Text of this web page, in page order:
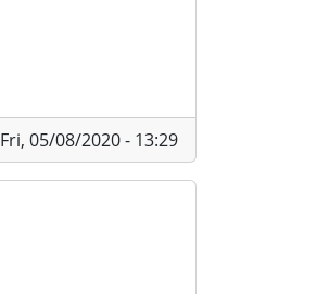
Fri, 05/08/2020 - 13:29